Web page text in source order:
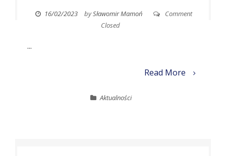
16/02/2023 bySławomir Mamoń
Comment
Closed
...
Read More
Aktualności